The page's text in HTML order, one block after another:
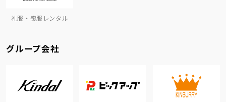
礼服・喪服レンタル
グループ会社